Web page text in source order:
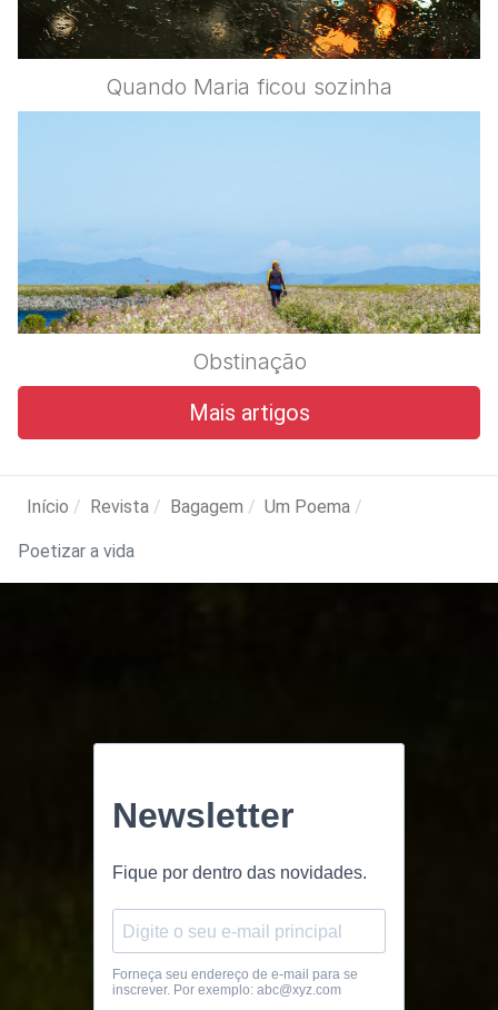
Quando Maria ficou sozinha
Obstinação
Mais artigos
Início Revista Bagagem Um Poema
Poetizar a vida